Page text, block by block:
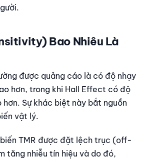
Bao Nhiêu Là
được quảng cáo là có độ nhạy
hơn, trong khi Hall Effect có độ
Sự khác biệt này bắt nguồn
vật lý.
TMR được đặt lệch trục (off-
tăng nhiễu tín hiệu và do đó,